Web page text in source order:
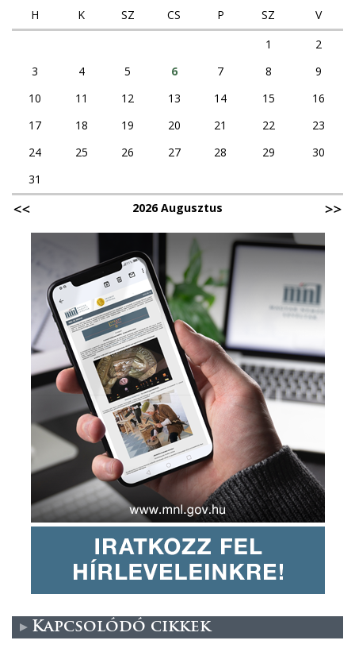
H
K SZ CS P SZ
V
1
2
3
4 5 6 7 8
9
10
11 12 13 14 15
16
17
18 19 20 21 22
23
24
25 26 27 28 29
30
31
2026 Augusztus
Kapcsolódó cikkek